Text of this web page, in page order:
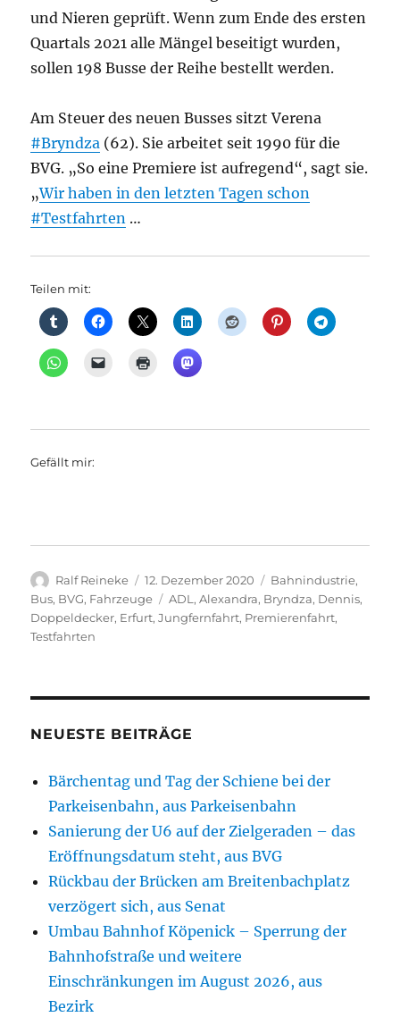
und Nieren geprüft. Wenn zum Ende des ersten
Quartals 2021 alle Mängel beseitigt wurden,
sollen 198 Busse der Reihe bestellt werden.
Am Steuer des neuen Busses sitzt Verena
#Bryndza (62). Sie arbeitet seit 1990 für die
BVG. „So eine Premiere ist aufregend“, sagt sie.
„Wir haben in den letzten Tagen schon
#Testfahrten …
Teilen mit:
Gefällt mir:
Autor
Ralf Reineke
Veröffentlicht
am
12. Dezember 2020 Kategorien
Bahnindustrie,
Bus, BVG, Fahrzeuge Schlagwörter
ADL ,Alexandra, Bryndza, Dennis,
Doppeldecker, Erfurt,Jungfernfahrt, Premierenfahrt,
Testfahrten
NEUESTE BEITRÄGE
Bärchentag und Tag der Schiene bei der
Parkeisenbahn, aus Parkeisenbahn
Sanierung der U6 auf der Zielgeraden – das
Eröffnungsdatum steht, aus BVG
Rückbau der Brücken am Breitenbachplatz
verzögert sich, aus Senat
Umbau Bahnhof Köpenick – Sperrung der
Bahnhofstraße und weitere
Einschränkungen im August 2026, aus
Bezirk